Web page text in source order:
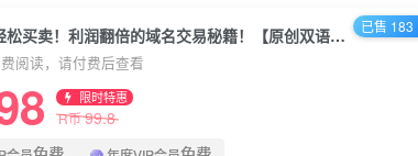
零风险，轻松买卖！利润翻倍的域名交易秘籍！【原创双语字幕】
阅读，请付费后查看
限时特惠
R币99.8
已售 183